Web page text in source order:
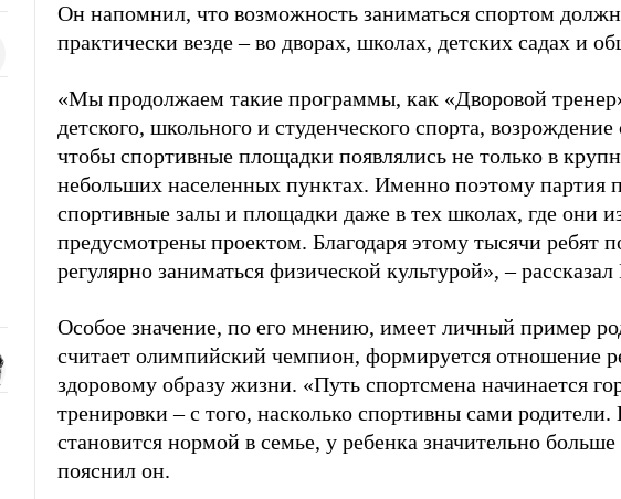
Он напомнил, что возможность заниматься спортом
практически везде – во дворах, школах, детских садах и
«Мы продолжаем такие программы, как «Дворовой
детского, школьного и студенческого спорта,
чтобы спортивные площадки появлялись не только в
небольших населенных пунктах. Именно поэтому партия
спортивные залы и площадки даже в тех школах, где они
предусмотрены проектом. Благодаря этому тысячи ребят
регулярно заниматься физической культурой», –
Особое значение, по его мнению, имеет личный пример
считает олимпийский чемпион, формируется отношение
здоровому образу жизни. «Путь спортсмена начинается
тренировки – с того, насколько спортивны сами родители.
становится нормой в семье, у ребенка значительно
пояснил он.